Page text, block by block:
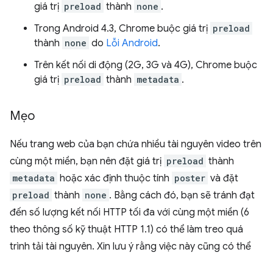
giá trị preload thành none .
Trong Android 4.3, Chrome buộc giá trị preload
thành none do Lỗi Android.
Trên kết nối di động (2G, 3G và 4G), Chrome buộc
giá trị preload thành metadata .
Mẹo
Nếu trang web của bạn chứa nhiều tài nguyên video trên
cùng một miền, bạn nên đặt giá trị preload thành
metadata hoặc xác định thuộc tính poster và đặt
preload thành none . Bằng cách đó, bạn sẽ tránh đạt
đến số lượng kết nối HTTP tối đa với cùng một miền (6
theo thông số kỹ thuật HTTP 1.1) có thể làm treo quá
trình tải tài nguyên. Xin lưu ý rằng việc này cũng có thể